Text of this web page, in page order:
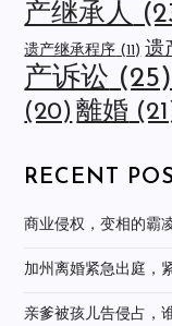
产继承人
遗产继承程序 (11) 遗
产诉讼 (25)
(20) 離婚
RECENT
商业侵权，变相的霸
加州离婚紧急出庭，
亲爹被孩儿告侵占，